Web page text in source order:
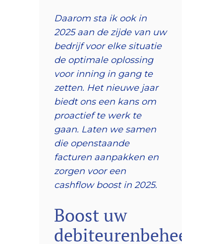
Daarom sta ik ook in
2025 aan de zijde van uw
bedrijf voor elke situatie
de optimale oplossing
voor inning in gang te
zetten. Het nieuwe jaar
biedt ons een kans om
proactief te werk te
gaan. Laten we samen
die openstaande
facturen aanpakken en
zorgen voor een
cashflow boost in 2025.
Boost uw
debiteurenbeheer